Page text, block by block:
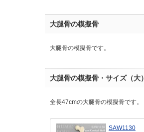
大腿骨の模擬骨
大腿骨の模擬骨です。
大腿骨の模擬骨・サイズ（大）
全長47cmの大腿骨の模擬骨です。
SAW1130